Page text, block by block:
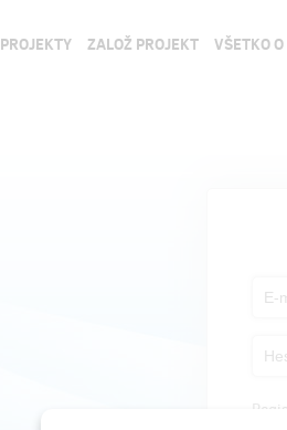
PROJEKTY ZALOŽ PROJEKT VŠETKO